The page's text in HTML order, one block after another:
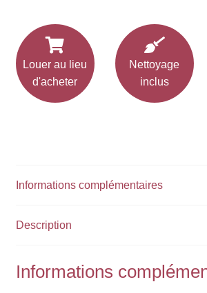
Louer au lieu
d'acheter
Nettoyage
inclus
Informations complémentaires
Description
Informations